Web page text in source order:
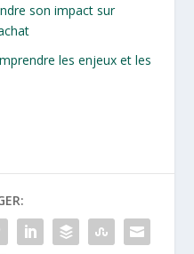
son impact sur
les enjeux et les